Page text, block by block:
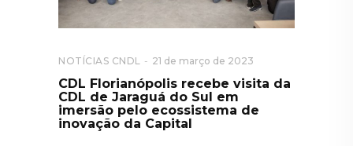
NOTÍCIAS CNDL 21 de março de 2023
CDL Florianópolis recebe visita da
CDL de Jaraguá do Sul em
imersão pelo ecossistema de
inovação da Capital